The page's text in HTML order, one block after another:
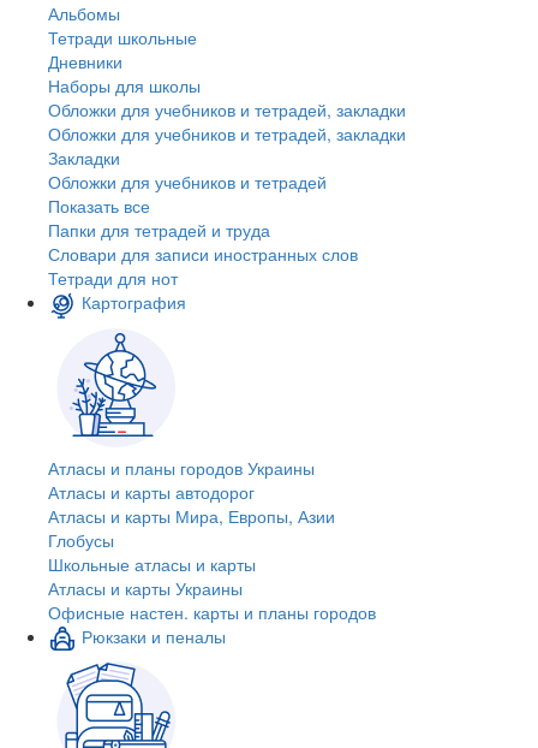
Альбомы
Тетради школьные
Дневники
Наборы для школы
Обложки для учебников и тетрадей, закладки
Обложки для учебников и тетрадей, закладки
Закладки
Обложки для учебников и тетрадей
Показать все
Папки для тетрадей и труда
Словари для записи иностранных слов
Тетради для нот
Картография
Атласы и планы городов Украины
Атласы и карты автодорог
Атласы и карты Мира, Европы, Азии
Глобусы
Школьные атласы и карты
Атласы и карты Украины
Офисные настен. карты и планы городов
Рюкзаки и пеналы